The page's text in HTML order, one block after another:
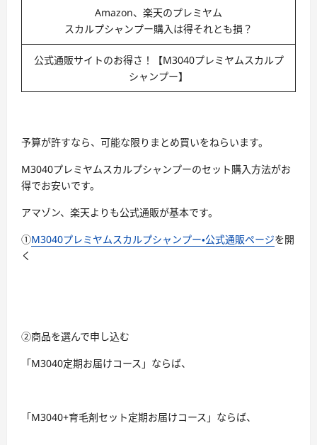
Amazon、楽天のプレミヤム
スカルプシャンプー購入は得それとも損？
公式通販サイトのお得さ！【M3040プレミヤムスカルプ
シャンプー】
予算が許すなら、可能な限りまとめ買いをねらいます。
M3040プレミヤムスカルプシャンプーのセット購入方法がお
得でお安いです。
アマゾン、楽天よりも公式通販が基本です。
①M3040プレミヤムスカルプシャンプー・公式通販ページを開
く
②商品を選んで申し込む
「M3040定期お届けコース」ならば、
「M3040+育毛剤セット定期お届けコース」ならば、